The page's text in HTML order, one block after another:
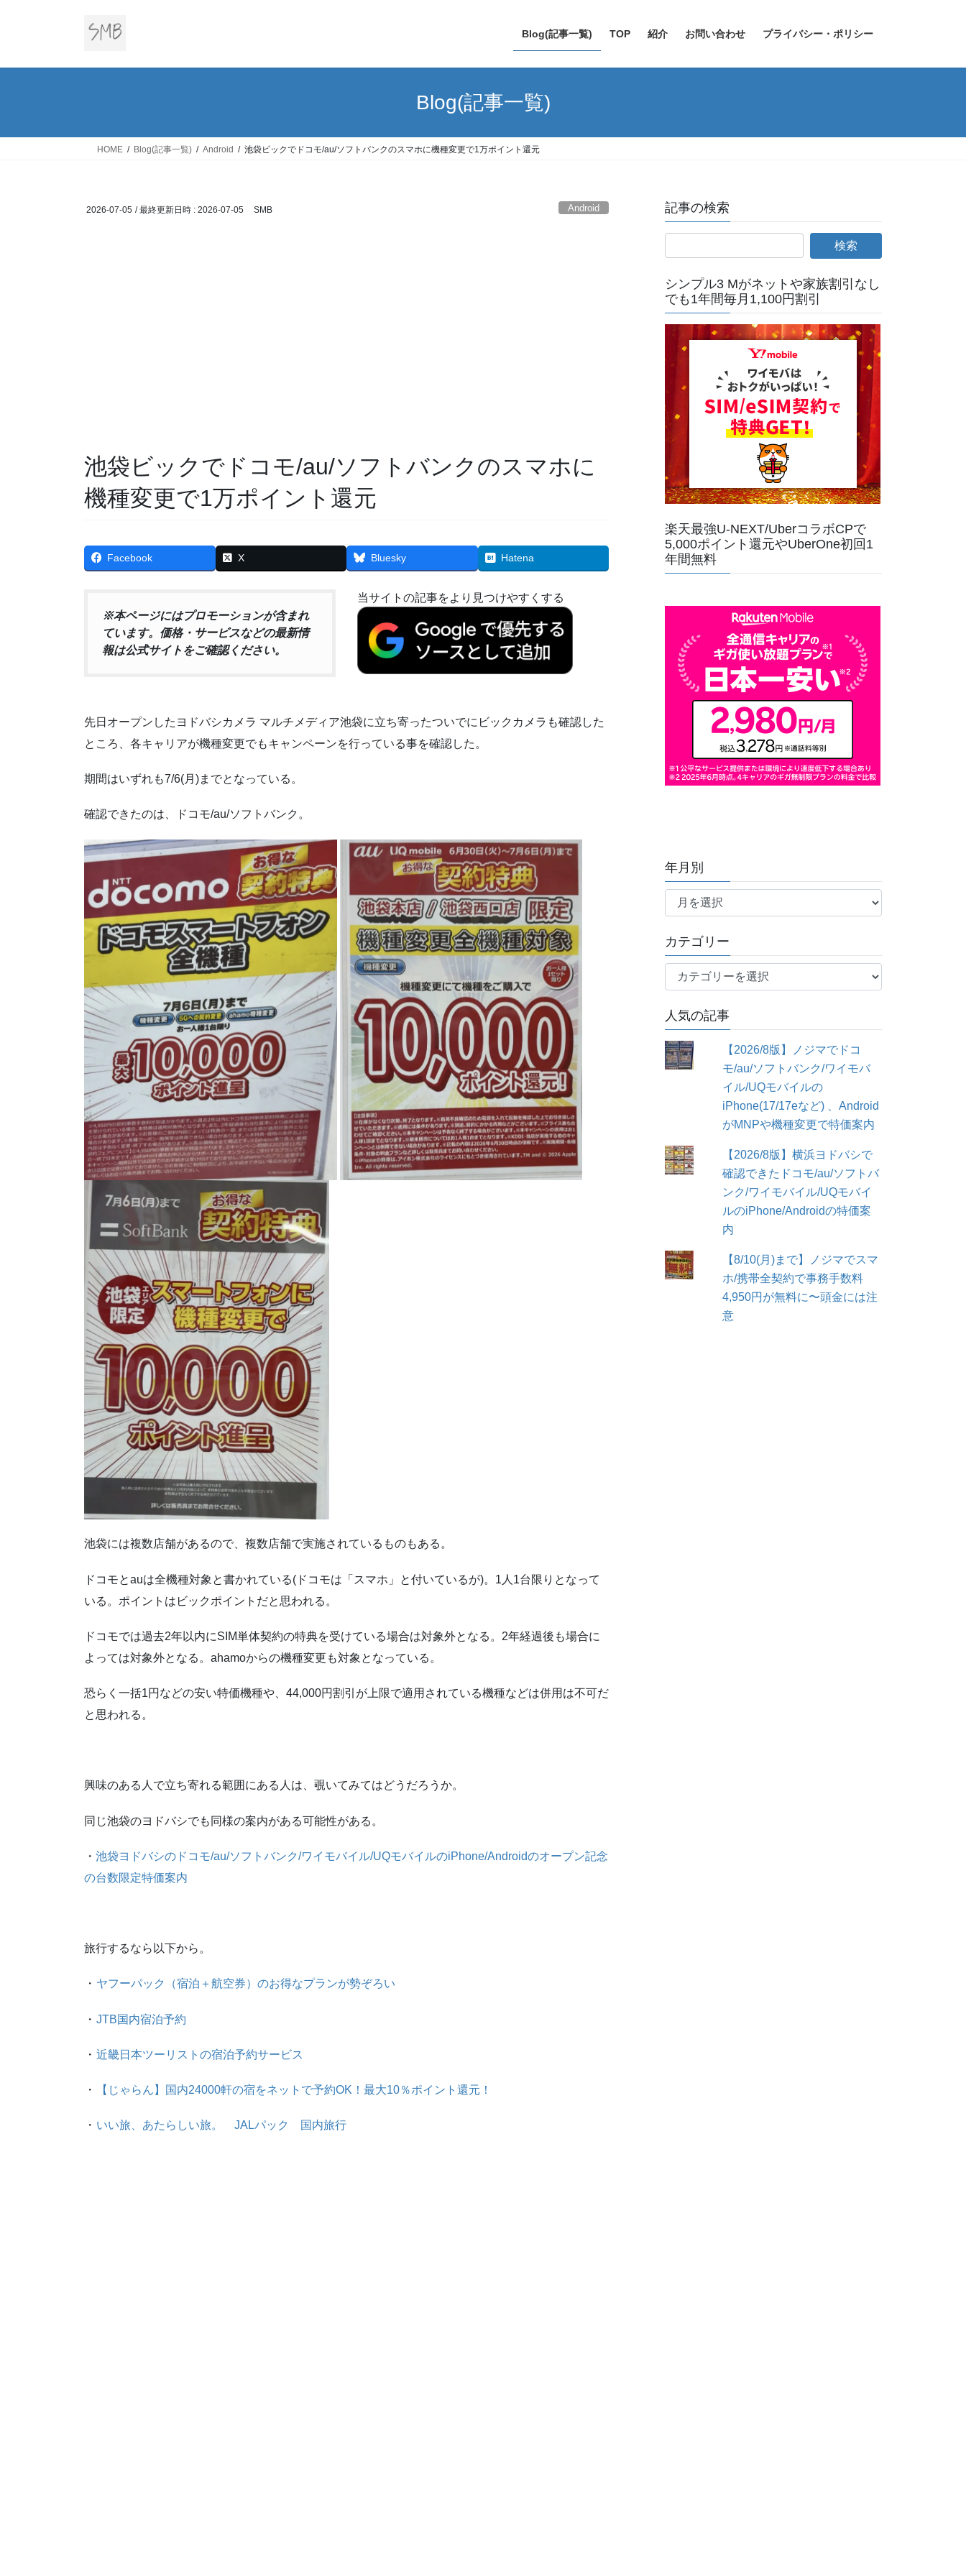
Blog(記事一覧) TOP 紹介 お問い合わせ プライバシー・ポリシー
Blog(記事一覧)
HOME Blog(記事一覧) Android 池袋ビックでドコモ/au/ソフトバンクのスマホに機種変更で1万ポイント還元
2026-07-05 / 最終更新日時 : 2026-07-05 SMB Android
池袋ビックでドコモ/au/ソフトバンクのスマホに
機種変更で1万ポイント還元
Facebook X Bluesky Hatena
※本ページにはプロモーションが含まれ
ています。価格・サービスなどの最新情
報は公式サイトをご確認ください。
当サイトの記事をより見つけやすくする
先日オープンしたヨドバシカメラ マルチメディア池袋に立ち寄ったついでにビックカメラも確認した
ところ、各キャリアが機種変更でもキャンペーンを行っている事を確認した。
期間はいずれも7/6(月)までとなっている。
確認できたのは、ドコモ/au/ソフトバンク。
池袋には複数店舗があるので、複数店舗で実施されているものもある。
ドコモとauは全機種対象と書かれている(ドコモは「スマホ」と付いているが)。1人1台限りとなって
いる。ポイントはビックポイントだと思われる。
ドコモでは過去2年以内にSIM単体契約の特典を受けている場合は対象外となる。2年経過後も場合に
よっては対象外となる。ahamoからの機種変更も対象となっている。
恐らく一括1円などの安い特価機種や、44,000円割引が上限で適用されている機種などは併用は不可だ
と思われる。
興味のある人で立ち寄れる範囲にある人は、覗いてみてはどうだろうか。
同じ池袋のヨドバシでも同様の案内がある可能性がある。
・ 池袋ヨドバシのドコモ/au/ソフトバンク/ワイモバイル/UQモバイルのiPhone/Androidのオープン記念
の台数限定特価案内
旅行するなら以下から。
・ ヤフーパック（宿泊＋航空券）のお得なプランが勢ぞろい
・ JTB国内宿泊予約
・ 近畿日本ツーリストの宿泊予約サービス
・ 【じゃらん】国内24000軒の宿をネットで予約OK！最大10％ポイント還元！
・ いい旅、あたらしい旅。 JALパック 国内旅行
記事の検索
シンプル3 Mがネットや家族割引なし
でも1年間毎月1,100円割引
楽天最強U-NEXT/UberコラボCPで
5,000ポイント還元やUberOne初回1
年間無料
年月別
年
カテゴリー
テ
リ
ー
人気の記事
【2026/8版】ノジマでドコ
モ/au/ソフトバンク/ワイモバ
イル/UQモバイルの
iPhone(17/17eなど) 、Android
がMNPや機種変更で特価案内
【2026/8版】横浜ヨドバシで
確認できたドコモ/au/ソフトバ
ンク/ワイモバイル/UQモバイ
ルのiPhone/Androidの特価案
内
【8/10(月)まで】ノジマでスマ
ホ/携帯全契約で事務手数料
4,950円が無料に〜頭金には注
意